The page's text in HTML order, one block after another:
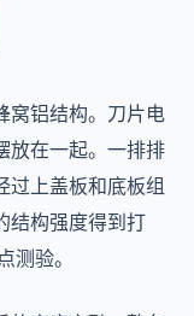
窝铝结构。刀片电
放在一起。一排排
过上盖板和底板组
结构强度得到打
验。